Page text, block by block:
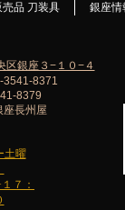
売品 刀装具 銀座情
土曜
７：
区銀座３−１０−４
3541-8371
8379
長州屋